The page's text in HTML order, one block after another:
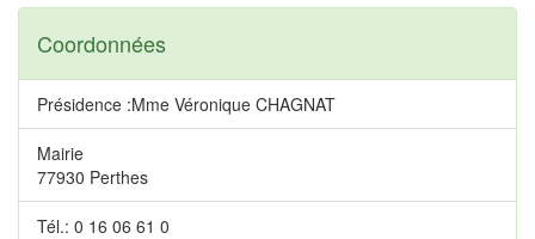
Coordonnées
Présidence :Mme Véronique CHAGNAT
Mairie
77930 Perthes
Tél.: 0 16 06 61 0